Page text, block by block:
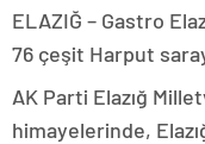
ELAZIĞ – Gastro
76 çeşit Harput
AK Parti Elazığ
himayelerinde,